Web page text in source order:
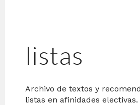
listas
Archivo de textos y
listas en afinidades electivas.